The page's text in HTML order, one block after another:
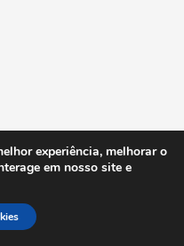
experiência, melhorar o
em nosso site e